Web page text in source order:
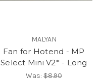
MALYAN
Fan for Hotend - MP
Select Mini V2* - Long
Was:$8.90